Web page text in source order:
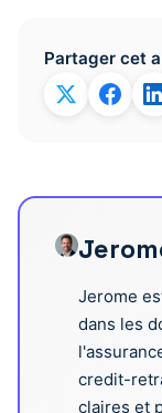
Partager cet
Jerome
dans les
credit-
claires et